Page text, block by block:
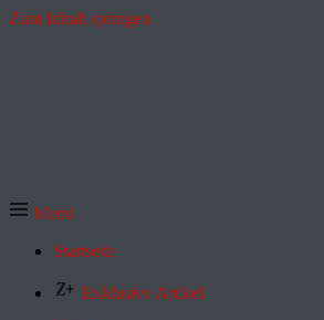
Zum Inhalt springen
Menü
Startseite
Exklusive Artikel